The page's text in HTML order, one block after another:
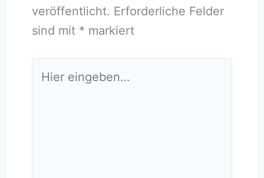
veröffentlicht. Erforderliche Felder
sind mit * markiert
eingeben…